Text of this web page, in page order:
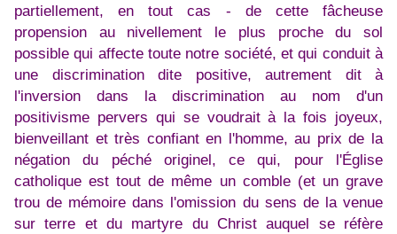
partiellement, en tout cas - de cette fâcheuse
propension au nivellement le plus proche du sol
possible qui affecte toute notre société, et qui conduit à
une discrimination dite positive, autrement dit à
l'inversion dans la discrimination au nom d'un
positivisme pervers qui se voudrait à la fois joyeux,
bienveillant et très confiant en l'homme, au prix de la
négation du péché originel, ce qui, pour l'Église
catholique est tout de même un comble (et un grave
trou de mémoire dans l'omission du sens de la venue
sur terre et du martyre du Christ auquel se réfère